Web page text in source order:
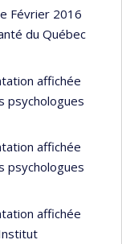
Février 2016
du Québec
affichée
psychologues
affichée
psychologues
affichée